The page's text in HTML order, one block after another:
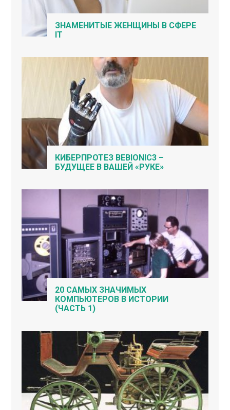
ЗНАМЕНИТЫЕ ЖЕНЩИНЫ В СФЕРЕ
IT
КИБЕРПРОТЕЗ BEBIONIC3 –
БУДУЩЕЕ В ВАШЕЙ «РУКЕ»
20 САМЫХ ЗНАЧИМЫХ
КОМПЬЮТЕРОВ В ИСТОРИИ
(ЧАСТЬ 1)